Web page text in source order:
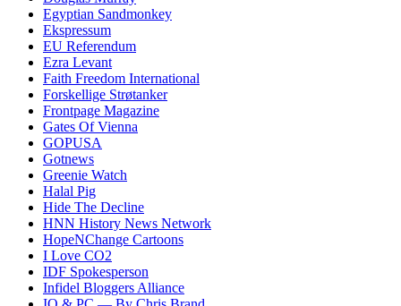
Egyptian Sandmonkey
Ekspressum
EU Referendum
Ezra Levant
Faith Freedom International
Forskellige Strøtanker
Frontpage Magazine
Gates Of Vienna
GOPUSA
Gotnews
Greenie Watch
Halal Pig
Hide The Decline
HNN History News Network
HopeNChange Cartoons
I Love CO2
IDF Spokesperson
Infidel Bloggers Alliance